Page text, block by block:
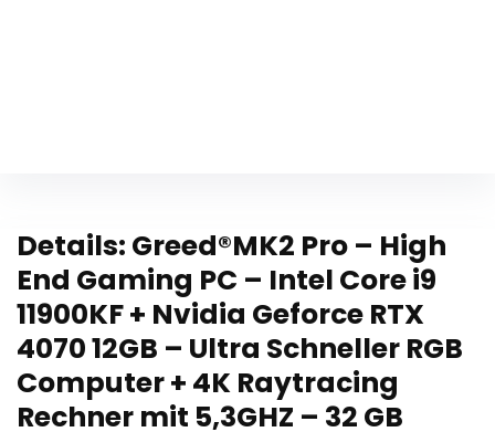
Details: Greed®MK2 Pro – High
End Gaming PC – Intel Core i9
11900KF + Nvidia Geforce RTX
4070 12GB – Ultra Schneller RGB
Computer + 4K Raytracing
Rechner mit 5,3GHZ – 32 GB